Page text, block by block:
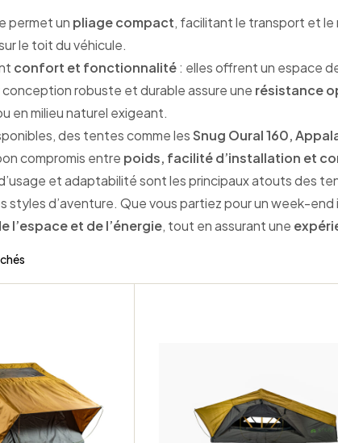
permet un pliage compact, facilitant le transport et
le toit du véhicule.
confort et fonctionnalité: elles offrent un espace
robuste et durable assure une résistance
en milieu naturel exigeant.
des tentes comme lesSnug Oural 160,
compromis entre poids, facilité d’installation et
et adaptabilité sont les principaux atouts des
styles d’aventure. Que vous partiez pour un week-
l’espace et de l’énergie, tout en assurant une